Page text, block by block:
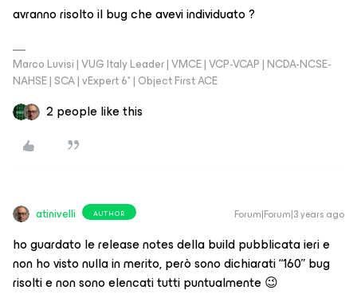
avranno risolto il bug che avevi individuato ?
Marco Luvisi | VUG Italy Leader | VMCE | VCP-VCAP | NCDA-NCSE-
NAHSE | SCA | vExpert 6* | Object First ACE
2 people like this
atinivelli AUTHOR Forum|Forum|3 years ago
ho guardato le release notes della build pubblicata ieri e
non ho visto nulla in merito, però sono dichiarati “160” bug
risolti e non sono elencati tutti puntualmente 😉